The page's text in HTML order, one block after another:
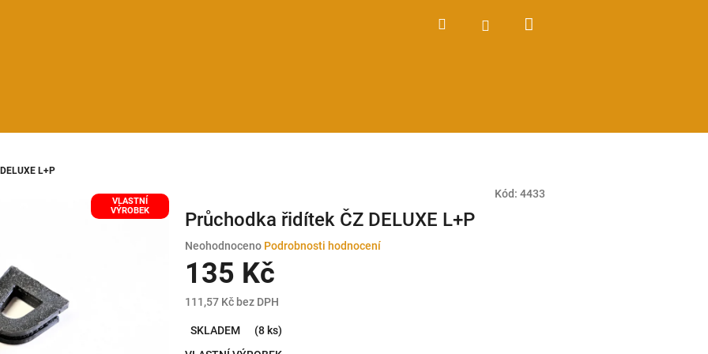
Hledat Přihlášení
L+P
VLASTNÍ
VÝROBEK
Kód: 4433
Průchodka řidítek ČZ DELUXE L+P
Průměrné
hodnocení
produktu
0,0
Neohodnoceno Podrobnosti hodnocení
135 Kč
111,57 Kč bez DPH
cena:
SKLADEM
(8 ks)